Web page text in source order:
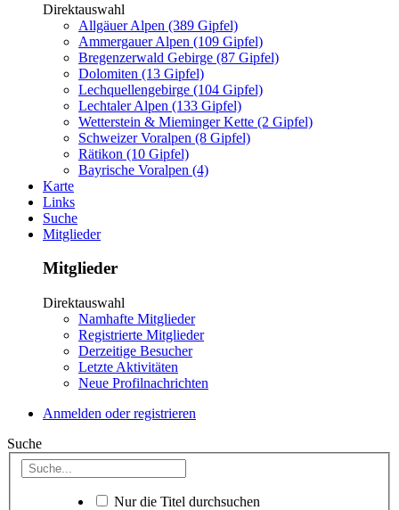
Direktauswahl
Allgäuer Alpen (389 Gipfel)
Ammergauer Alpen (109 Gipfel)
Bregenzerwald Gebirge (87 Gipfel)
Dolomiten (13 Gipfel)
Lechquellengebirge (104 Gipfel)
Lechtaler Alpen (133 Gipfel)
Wetterstein & Mieminger Kette (2 Gipfel)
Schweizer Voralpen (8 Gipfel)
Rätikon (10 Gipfel)
Bayrische Voralpen (4)
Karte
Links
Suche
Mitglieder
Mitglieder
Direktauswahl
Namhafte Mitglieder
Registrierte Mitglieder
Derzeitige Besucher
Letzte Aktivitäten
Neue Profilnachrichten
Anmelden oder registrieren
Suche
Nur die Titel durchsuchen